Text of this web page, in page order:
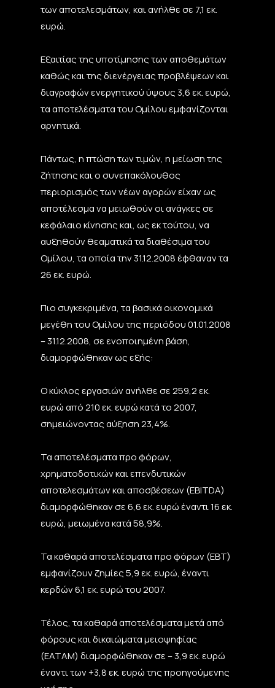
των αποτελεσμάτων, και ανήλθε σε 7,1 εκ.
ευρώ.
Εξαιτίας της υποτίμησης των αποθεμάτων
καθώς και της διενέργειας προβλέψεων και
διαγραφών ενεργητικού ύψους 3,6 εκ. ευρώ,
τα αποτελέσματα του Ομίλου εμφανίζονται
αρνητικά.
Πάντως, η πτώση των τιμών, η μείωση της
ζήτησης και ο συνεπακόλουθος
περιορισμός των νέων αγορών είχαν ως
αποτέλεσμα να μειωθούν οι ανάγκες σε
κεφάλαιο κίνησης και, ως εκ τούτου, να
αυξηθούν θεαματικά τα διαθέσιμα του
Ομίλου, τα οποία την 31.12.2008 έφθαναν τα
26 εκ. ευρώ.
Πιο συγκεκριμένα, τα βασικά οικονομικά
μεγέθη του Ομίλου της περιόδου 01.01.2008
– 31.12.2008, σε ενοποιημένη βάση,
διαμορφώθηκαν ως εξής:
Ο κύκλος εργασιών ανήλθε σε 259,2 εκ.
ευρώ από 210 εκ. ευρώ κατά το 2007,
σημειώνοντας αύξηση 23,4%.
Τα αποτελέσματα προ φόρων,
χρηματοδοτικών και επενδυτικών
αποτελεσμάτων και αποσβέσεων (EBITDA)
διαμορφώθηκαν σε 6,6 εκ. ευρώ έναντι 16 εκ.
ευρώ, μειωμένα κατά 58,9%.
Τα καθαρά αποτελέσματα προ φόρων (EBT)
εμφανίζουν ζημίες 5,9 εκ. ευρώ, έναντι
κερδών 6,1 εκ. ευρώ του 2007.
Τέλος, τα καθαρά αποτελέσματα μετά από
φόρους και δικαιώματα μειοψηφίας
(EATAM) διαμορφώθηκαν σε – 3,9 εκ. ευρώ
έναντι των +3,8 εκ. ευρώ της προηγούμενης